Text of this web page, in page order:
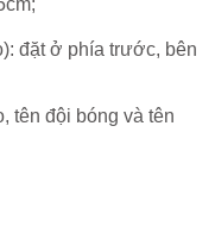
đặt ở phía trước, bên
đội bóng và tên